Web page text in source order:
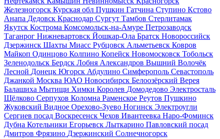
Железногорск Курская обл Пушкин Гатчина Ступино Кстово
Анапа Дедовск Краснодар Сургут Тамбов Стерлитамак
Якутск Кострома Комсомольск-на-Амуре Петрозаводск
Таганрог Нижневартовск Йошкар-Ола Братск Новороссийск
Дзержинск Шахты Миасс Рубцовск Альметьевск Ковров
Майкоп Одинцово Колпино Копейск Новомосковск Тобольск
Зеленодольск Бердск Лобня Александров Вышний Волочёк
Лесной Донецк Югорск Абдулино Симферополь Севастополь
Джанкой Москва ЮАО Новосибирск Белоозёрский Верея
Балашиха Мытищи Химки Королев Домодедово Электросталь
Щёлково Серпухов Коломна Раменское Реутов Пушкино
Жуковский Видное Орехово-Зуево Ногинск Электроугли
Сергиев посад Воскресенск Чехов Ивантеевка Наро-Фоминск
Дубна Котельники Егорьевск Лыткарино Павловский посад
Дмитров Фрязино Дзержинский Солнечногорск